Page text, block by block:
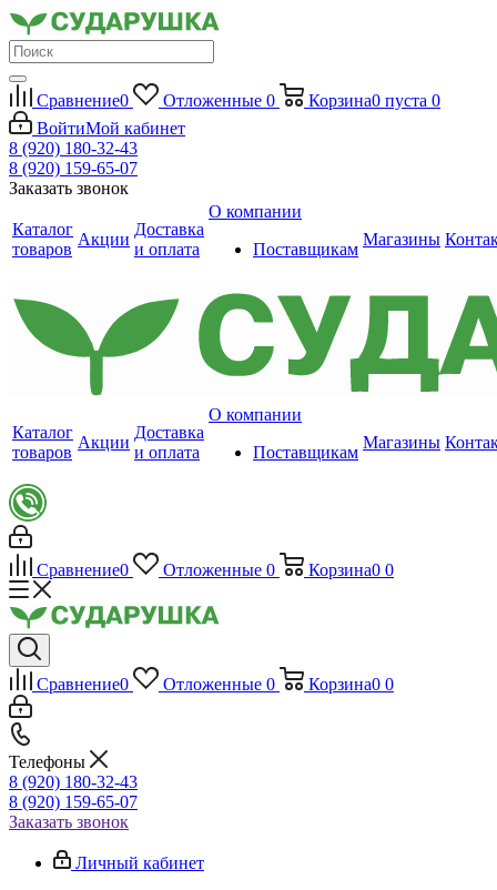
Сравнение0 Отложенные 0 Корзина0 пуста 0
ВойтиМой кабинет
8 (920) 180-32-43
8 (920) 159-65-07
Заказать звонок
Каталог
товаров
Акции
Доставка
и оплата
О компании
Поставщикам
Магазины
Каталог
товаров
Акции
Доставка
и оплата
О компании
Поставщикам
Магазины
Сравнение0 Отложенные 0 Корзина0 0
Сравнение0 Отложенные 0 Корзина0 0
Телефоны
8 (920) 180-32-43
8 (920) 159-65-07
Заказать звонок
Личный кабинет